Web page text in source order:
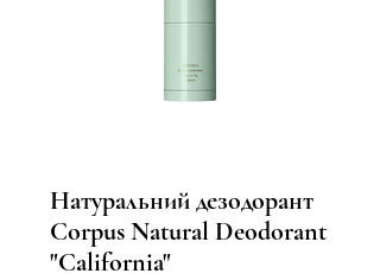
Натуральний дезодорант
Corpus Natural Deodorant
"California"